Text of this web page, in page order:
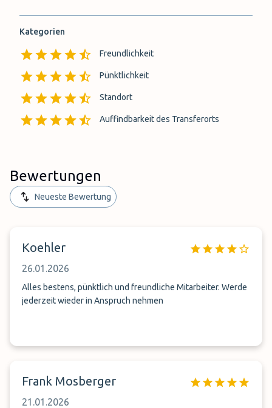
Kategorien
Freundlichkeit
Pünktlichkeit
Standort
Auffindbarkeit des Transferorts
Bewertungen
Neueste Bewertung
Koehler
26.01.2026
Alles bestens, pünktlich und freundliche Mitarbeiter. Werde
jederzeit wieder in Anspruch nehmen
Frank Mosberger
21.01.2026